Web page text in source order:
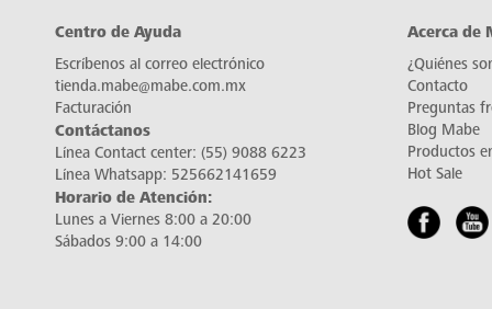
Centro de Ayuda
Escríbenos al correo electrónico
tienda.mabe@mabe.com.mx
Facturación
Contáctanos
Línea Contact center: (55) 9088 6223
Línea Whatsapp: 525662141659
Horario de Atención:
Lunes a Viernes 8:00 a 20:00
Sábados 9:00 a 14:00
Acerca de
¿Quiénes
Contacto
Preguntas
Blog Mabe
Productos
Hot Sale